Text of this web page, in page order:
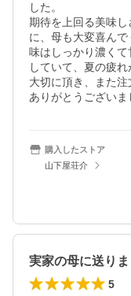
した。
期待を上回る美味
に、母も大変喜んで
味はしっかり濃く
していて、夏の疲れ
大切に頂き、また注
ありがとうございま
購入したストア
山下屋荘介
5